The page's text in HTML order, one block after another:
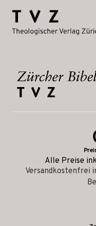
Alle Preise
Versandkostenfrei